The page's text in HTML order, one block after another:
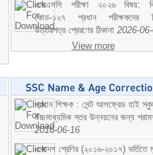
এসএসসি পরীক্ষা ২০২৬ বিষয়:
কোড-১২৭ প্রধান পরীক্ষকদের
উত্তরপত্র প্রেরণের ঠিকানা 2026-
View more
প্রধান শিক্ষক : সেন্ট আলফ্রেড হাই
উচ্চমাধ্যমিক স্তর উন্নয়নের জন্য
2016-06-16
একাদশ শ্রেণির (২০১৬-২০১৭) ভর্তিতে